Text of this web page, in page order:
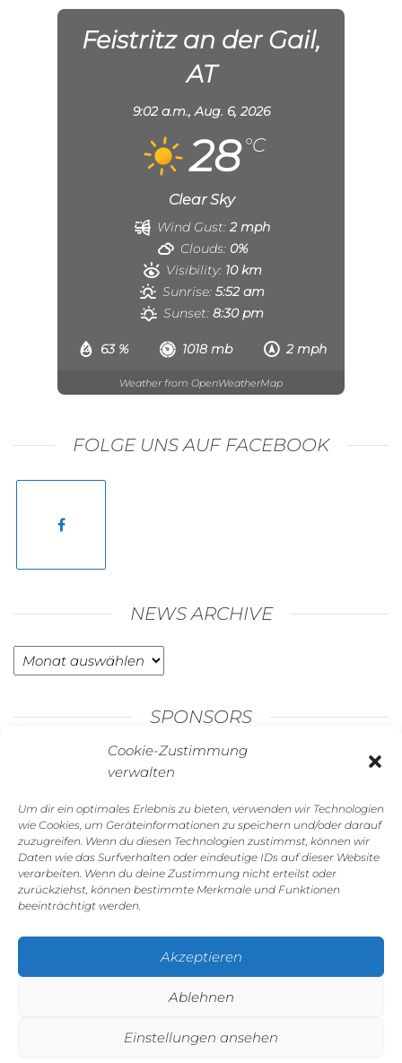
Cookie-Zustimmung
verwalten
Um dir ein optimales Erlebnis zu bieten, verwenden wir Technologien
wie Cookies, um Geräteinformationen zu speichern und/oder darauf
zuzugreifen. Wenn du diesen Technologien zustimmst, können wir
Daten wie das Surfverhalten oder eindeutige IDs auf dieser Website
verarbeiten. Wenn du deine Zustimmung nicht erteilst oder
zurückziehst, können bestimmte Merkmale und Funktionen
beeinträchtigt werden.
Akzeptieren
Ablehnen
Einstellungen ansehen
Feistritz an der Gail,
AT
9:02 a.m.,Aug. 6, 2026
28 °C
Clear Sky
63 % 1018 mb 2 mph
Wind Gust: 2 mph
Clouds: 0%
Visibility: 10 km
Sunrise: 5:52 am
Sunset: 8:30 pm
Weather from OpenWeatherMap
FOLGE UNS AUF FACEBOOK
NEWS ARCHIVE
News
Archive
SPONSORS